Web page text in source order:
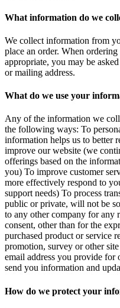
What information do we
We collect information from
place an order. When
appropriate, you may be
or mailing address.
What do we use your
Any of the information we
the following ways: To
information helps us to better
improve our website (we
offerings based on the
you) To improve customer
more effectively respond to
support needs) To process
public or private, will not be
to any other company for any
consent, other than for the
purchased product or service
promotion, survey or other
email address you provide for
send you information and
How do we protect your